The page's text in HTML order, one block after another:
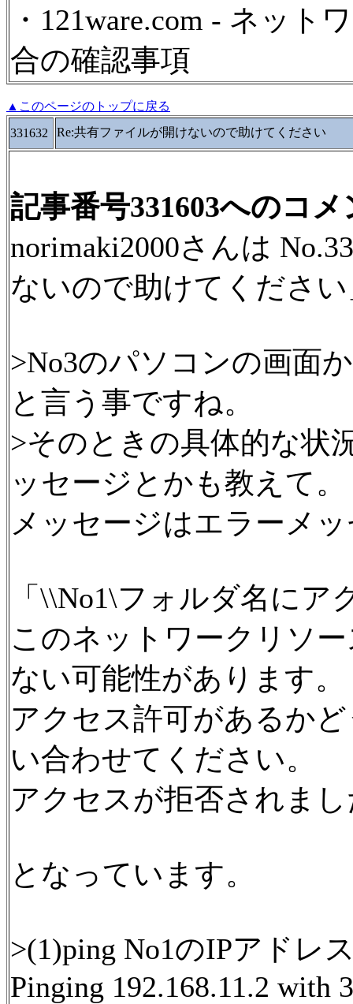
・121ware.com - ネッ
合の確認事項
▲このページのトップに戻る
331632
Re:共有ファイルが開けないので助けてください
記事番号331603へのコメ
norimaki2000さんは
ないので助けてくださ
>No3のパソコンの画面
と言う事ですね。
>そのときの具体的な状
ッセージとかも教えて。
メッセージはエラーメ
「\\No1\フォルダ名に
このネットワークリソ
ない可能性があります。
アクセス許可があるか
い合わせてください。
アクセスが拒否されま
となっています。
>(1)ping No1のIPアドレ
Pinging 192.168.11.2 with